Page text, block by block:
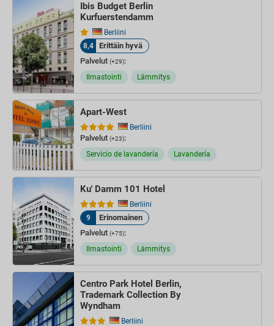
Ibis Budget Berlin
Kurfuerstendamm
Berliini
8,4
Erittäin hyvä
Palvelut (+29):
Ilmastointi Lämmitys
Apart-West
Berliini
Palvelut (+23):
Servicio de lavandería Lavandería
Ku' Damm 101 Hotel
Berliini
9
Erinomainen
Palvelut (+75):
Ilmastointi Lämmitys
Centro Park Hotel Berlin,
Trademark Collection By
Wyndham
Berliini